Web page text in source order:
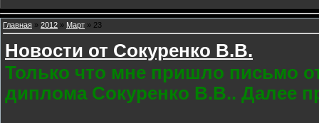
Главная » 2012 » Март » 23
Новости от Сокуренко В.В.
Только что мне пришло письмо
диплома Сокуренко В.В.. Далее